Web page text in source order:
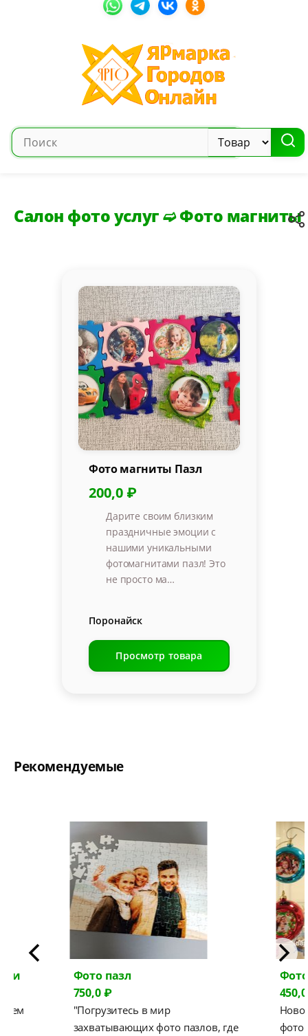
Салон фото услуг ➫ Фото магниты
Фото магниты Пазл
200,0 ₽
Дарите своим близким
праздничные эмоции с
нашими уникальными
фотомагнитами пазл! Это
не просто ма…
Поронайск
Просмотр товара
Рекомендуемые
Фото пазл
750,0 ₽
"Погрузитесь в мир
захватывающих фото пазлов, где